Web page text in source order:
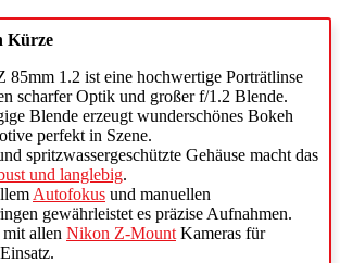
Kürze
85mm 1.2 ist eine hochwertige Porträtlinse
scharfer Optik und großer f/1.2 Blende.
Blende erzeugt wunderschönes Bokeh
perfekt in Szene.
spritzwassergeschützte Gehäuse macht das
und langlebig.
Autofokus und manuellen
gewährleistet es präzise Aufnahmen.
allen Nikon Z-Mount Kameras für